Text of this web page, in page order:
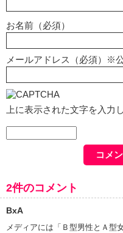
お名前（必須）
メールアドレス（必須）※
上に表示された文字を入力
2件のコメント
BxA
メディアには「Ｂ型男性とＡ型